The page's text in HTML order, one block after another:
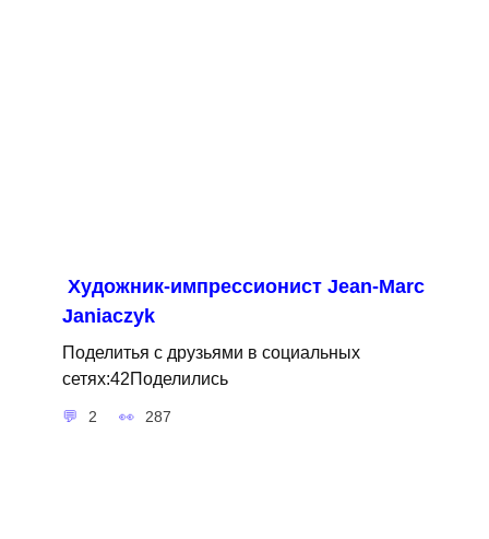
Художник-импрессионист Jean-Marc
Janiaczyk
Поделитья с друзьями в социальных
сетях:42Поделились
2 287